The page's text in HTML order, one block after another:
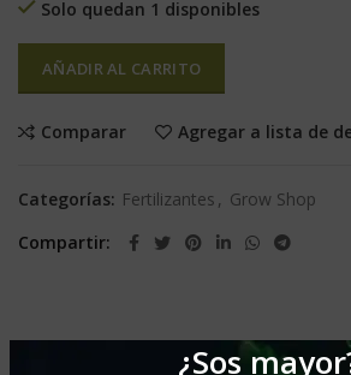
¿Sos
Solo quedan 1 disponibles
AÑADIR AL CARRITO
Comparar Agregar a lista de
Categorías: Fertilizantes , Grow Shop
Compartir